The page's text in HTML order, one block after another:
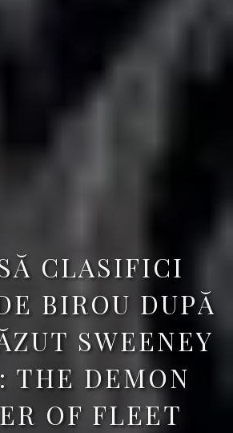
CLASIFICI
BIROU DUPĂ
SWEENEY
THE DEMON
OF FLEET